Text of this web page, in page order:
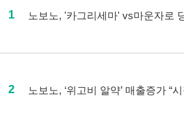
1 노보노, '카그리세마' vs마운자로
2 노보노, ‘위고비 알약’ 매출증가 “